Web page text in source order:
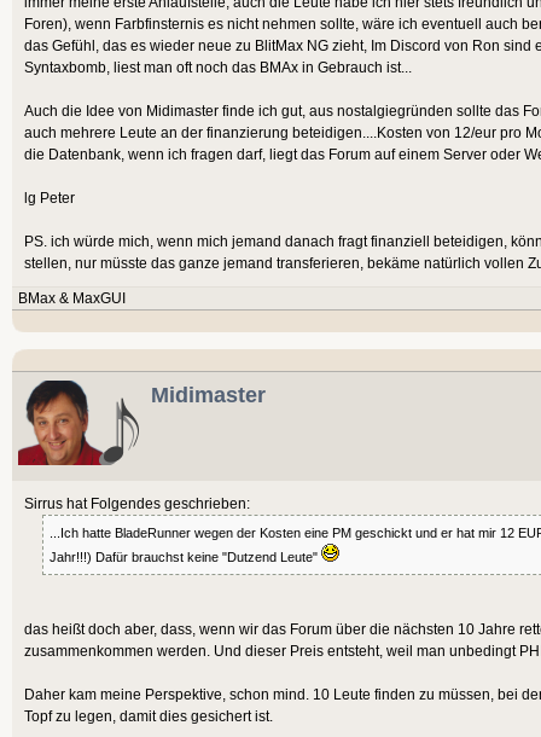
Foren), wenn Farbfinsternis es nicht nehmen sollte, wäre ich eventuell auch
das Gefühl, das es wieder neue zu BlitMax NG zieht, Im Discord von Ron
Syntaxbomb, liest man oft noch das BMAx in Gebrauch ist...
Auch die Idee von Midimaster finde ich gut, aus nostalgiegründen sollte das
auch mehrere Leute an der finanzierung beteidigen....Kosten von 12/eur pro
die Datenbank, wenn ich fragen darf, liegt das Forum auf einem Server oder
lg Peter
PS. ich würde mich, wenn mich jemand danach fragt finanziell beteidigen,
stellen, nur müsste das ganze jemand transferieren, bekäme natürlich vollen
BMax & MaxGUI
Midimaster
Sirrus hat Folgendes geschrieben:
...Ich hatte BladeRunner wegen der Kosten eine PM geschickt und er hat mir 12
Jahr!!!) Dafür brauchst keine "Dutzend Leute"
das heißt doch aber, dass, wenn wir das Forum über die nächsten 10 Jahre
zusammenkommen werden. Und dieser Preis entsteht, weil man unbedingt
Daher kam meine Perspektive, schon mind. 10 Leute finden zu müssen, bei
Topf zu legen, damit dies gesichert ist.